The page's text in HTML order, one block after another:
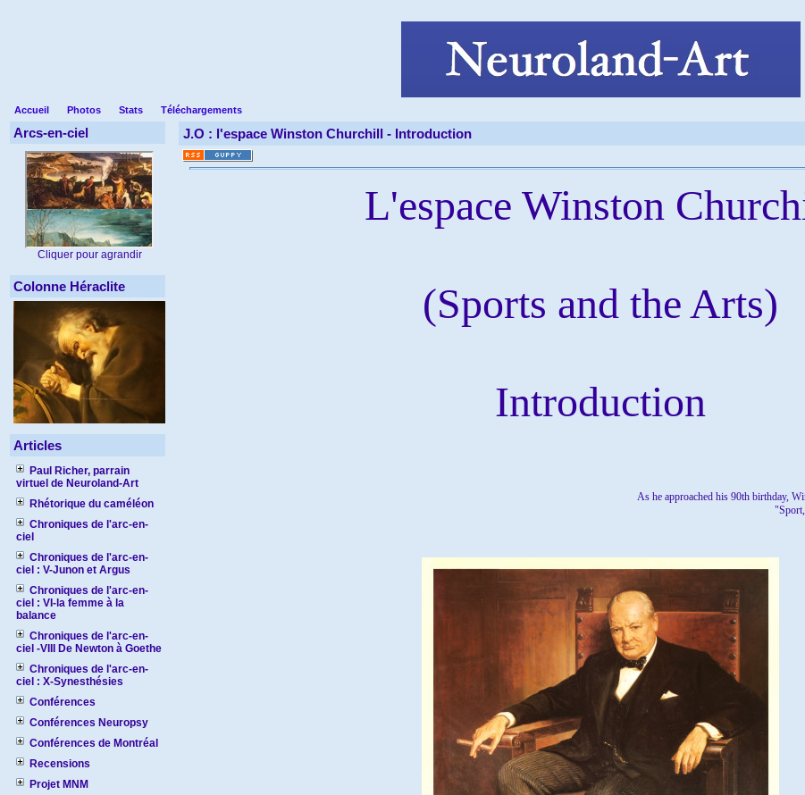
Accueil Photos Stats Téléchargements
Arcs-en-ciel
Cliquer pour agrandir
Colonne Héraclite
Articles
Paul Richer, parrain
virtuel de Neuroland-Art
Rhétorique du caméléon
Chroniques de l'arc-en-
ciel
Chroniques de l'arc-en-
ciel : V-Junon et Argus
Chroniques de l'arc-en-
ciel : VI-la femme à la
balance
Chroniques de l'arc-en-
ciel -VIII De Newton à Goethe
Chroniques de l'arc-en-
ciel : X-Synesthésies
Conférences
Conférences Neuropsy
Conférences de Montréal
Recensions
Projet MNM
J.O : l'espace Winston Churchill - Introduction
L'espace Winston
(Sports and the Arts)
Introduction
As he approached his 90th birthday,